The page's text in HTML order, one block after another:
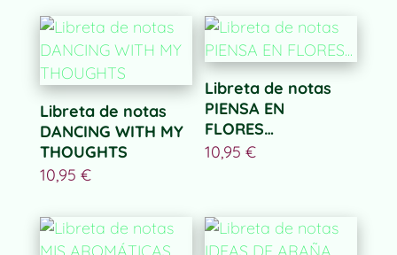
Libreta de notas
DANCING WITH MY
THOUGHTS
10,95 €
Libreta de notas
PIENSA EN
FLORES…
10,95€